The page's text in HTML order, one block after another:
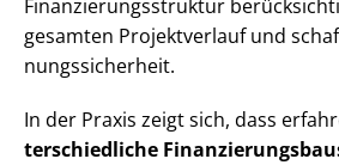
Fi­nan­zie­rungs­struk­tur
gesamten Projektverlauf und
nungs­si­cher­heit.
In der Praxis zeigt sich, dass
ter­schied­li­che